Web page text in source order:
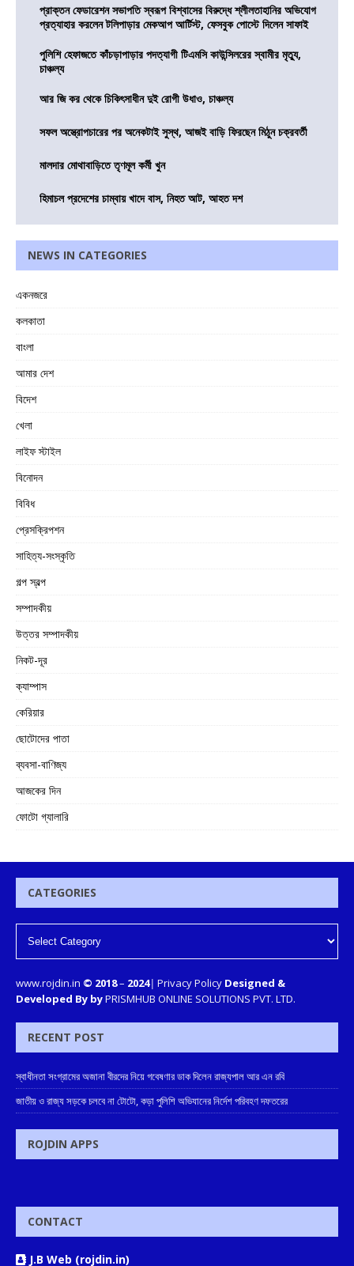
প্রাক্তন ফেডারেশন সভাপতি স্বরূপ বিশ্বাসের বিরুদ্ধে শ্লীলতাহানির অভিযোগ
প্রত্যাহার করলেন টলিপাড়ার মেকআপ আর্টিস্ট, ফেসবুক পোস্টে দিলেন সাফাই
পুলিশি হেফাজতে কাঁচড়াপাড়ার পদত্যাগী টিএমসি কাউন্সিলরের স্বামীর মৃত্যু,
চাঞ্চল্য
আর জি কর থেকে চিকিৎসাধীন দুই রোগী উধাও, চাঞ্চল্য
সফল অস্ত্রোপচারের পর অনেকটাই সুস্থ, আজই বাড়ি ফিরছেন মিঠুন চক্রবর্তী
মালদার মোথাবাড়িতে তৃণমূল কর্মী খুন
হিমাচল প্রদেশের চাম্বায় খাদে বাস, নিহত আট, আহত দশ
NEWS IN CATEGORIES
একনজরে
কলকাতা
বাংলা
আমার দেশ
বিদেশ
খেলা
লাইফ স্টাইল
বিনোদন
বিবিধ
প্রেসক্রিপশন
সাহিত্য-সংস্কৃতি
গল্প স্বল্প
সম্পাদকীয়
উত্তর সম্পাদকীয়
নিকট-দূর
ক্যাম্পাস
কেরিয়ার
ছোটোদের পাতা
ব্যবসা-বাণিজ্য
আজকের দিন
ফোটো গ্যালারি
CATEGORIES
www.rojdin.in © 2018– 2024| Privacy Policy Designed &
Developed By byPRISMHUB ONLINE SOLUTIONS PVT. LTD.
RECENT POST
স্বাধীনতা সংগ্রামের অজানা বীরদের নিয়ে গবেষণার ডাক দিলেন রাজ্যপাল আর এন রবি
জাতীয় ও রাজ্য সড়কে চলবে না টোটো, কড়া পুলিশি অভিযানের নির্দেশ পরিবহণ দফতরের
ROJDIN APPS
CONTACT
J.B Web (rojdin.in)